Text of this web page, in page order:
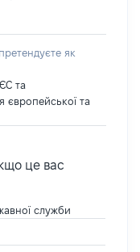
як
та
європейської та
це вас
служби